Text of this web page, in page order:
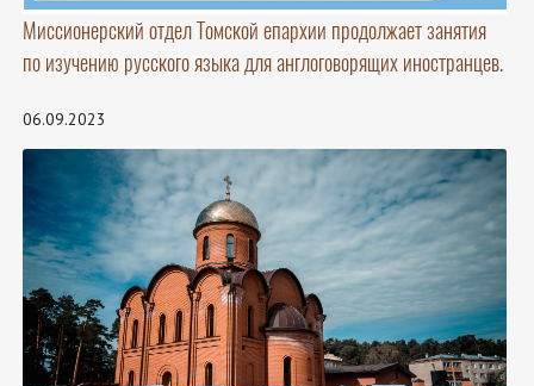
Миссионерский отдел Томской епархии продолжает занятия
по изучению русского языка для англоговорящих иностранцев.
06.09.2023